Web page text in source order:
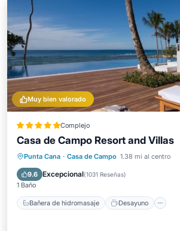
Muy bien valorado
Complejo
Casa de Campo Resort and Villas
Punta Cana · Casa de Campo 1.38 mi al centro
9.6 Excepcional(1031 Reseñas)
1 Baño
Bañera de hidromasaje Desayuno
Bañera de hidromasaje
Desayuno
Piscina
Spa